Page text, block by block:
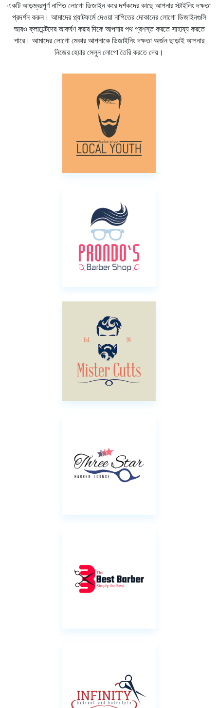
একটি আড়ম্বরপূর্ণ নাপিত লোগো ডিজাইন করে দর্শকদের কাছে আপনার স্টাইলিং দক্ষতা
প্রদর্শন করুন। আমাদের প্ল্যাটফর্মে দেওয়া নাপিতের দোকানের লোগো ডিজাইনগুলি
আরও ক্লায়েন্টদের আকর্ষণ করার দিকে আপনার পথ প্রশস্ত করতে সাহায্য করতে
পারে। আমাদের লোগো মেকার আপনাকে ডিজাইনিং দক্ষতা অর্জন ছাড়াই আপনার
নিজের হেয়ার সেলুন লোগো তৈরি করতে দেয়।